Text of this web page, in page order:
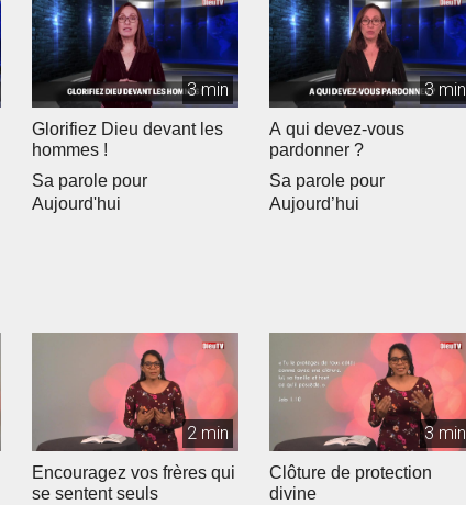
3 min
Glorifiez Dieu devant les
hommes !
Sa parole pour
Aujourd'hui
3 min
A qui devez-vous
pardonner ?
Sa parole pour
Aujourd’hui
2 min
Encouragez vos frères qui
se sentent seuls
3 min
Clôture de protection
divine